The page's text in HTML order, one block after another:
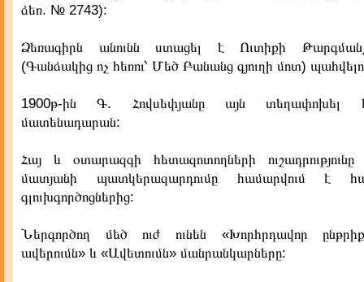
ձեռ. № 2743):
Ձեռագիրն անունն ստացել է Ուտիքի
(Գանձակից ոչ հեռու՝ Մեծ Բանանց գյուղի մոտ)
1900թ-ին Գ. Հովսեփյանը այն տեղափոխել
մատենադարան:
Հայ և օտարազգի հետազոտողների
մատյանի պատկերազարդումը համարվում է
գլուխգործոցներից:
Ներգործող մեծ ուժ ունեն «Խորհրդավոր
ավերումն» և «Ավետումն» մանրանկարները: